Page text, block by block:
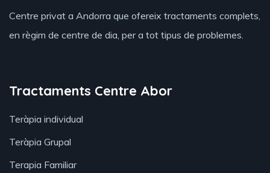
Centre privat a Andorra que ofereix tractaments complets,
en règim de centre de dia, per a tot tipus de problemes.
Tractaments Centre Abor
Teràpia individual
Teràpia Grupal
Terapia Familiar